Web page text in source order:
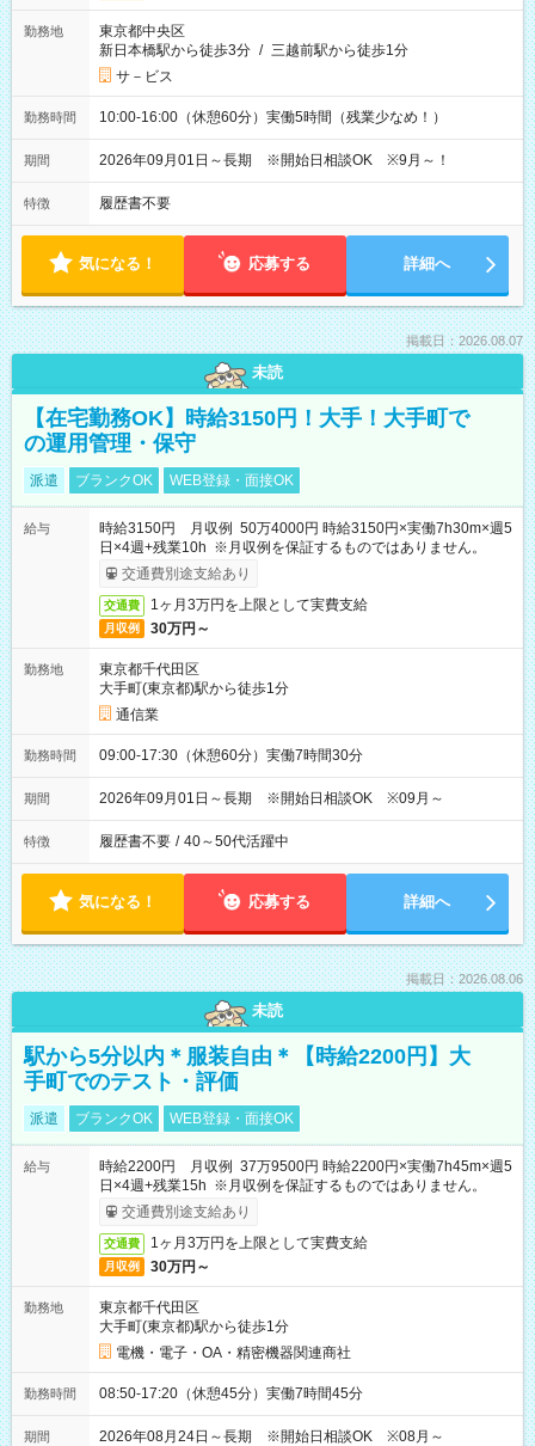
勤務地
東京都中央区
新日本橋駅から徒歩3分 / 三越前駅から徒歩1分
サ－ビス
勤務時間 10:00-16:00（休憩60分）実働5時間（残業少なめ！）
期間 2026年09月01日～長期 ※開始日相談OK ※9月～！
特徴 履歴書不要
気になる！ 応募する 詳細へ
掲載日：2026.08.07
未読
【在宅勤務OK】時給3150円！大手！大手町で
の運用管理・保守
派遣 ブランクOK WEB登録・面接OK
給与
時給3150円 月収例 50万4000円 時給3150円×実働7h30m×週5
日×4週+残業10h ※月収例を保証するものではありません。
交通費別途支給あり
交通費 1ヶ月3万円を上限として実費支給
月収例 30万円～
勤務地
東京都千代田区
大手町(東京都)駅から徒歩1分
通信業
勤務時間 09:00-17:30（休憩60分）実働7時間30分
期間 2026年09月01日～長期 ※開始日相談OK ※09月～
特徴 履歴書不要 / 40～50代活躍中
気になる！ 応募する 詳細へ
掲載日：2026.08.06
未読
駅から5分以内＊服装自由＊【時給2200円】大
手町でのテスト・評価
派遣 ブランクOK WEB登録・面接OK
給与
時給2200円 月収例 37万9500円 時給2200円×実働7h45m×週5
日×4週+残業15h ※月収例を保証するものではありません。
交通費別途支給あり
交通費 1ヶ月3万円を上限として実費支給
月収例 30万円～
勤務地
東京都千代田区
大手町(東京都)駅から徒歩1分
電機・電子・OA・精密機器関連商社
勤務時間 08:50-17:20（休憩45分）実働7時間45分
期間 2026年08月24日～長期 ※開始日相談OK ※08月～